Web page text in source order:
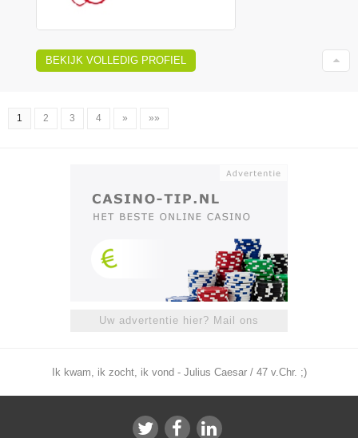
BEKIJK VOLLEDIG PROFIEL
1 2 3 4 » »»
Uw advertentie hier? Mail ons
Ik kwam, ik zocht, ik vond - Julius Caesar / 47 v.Chr. ;)